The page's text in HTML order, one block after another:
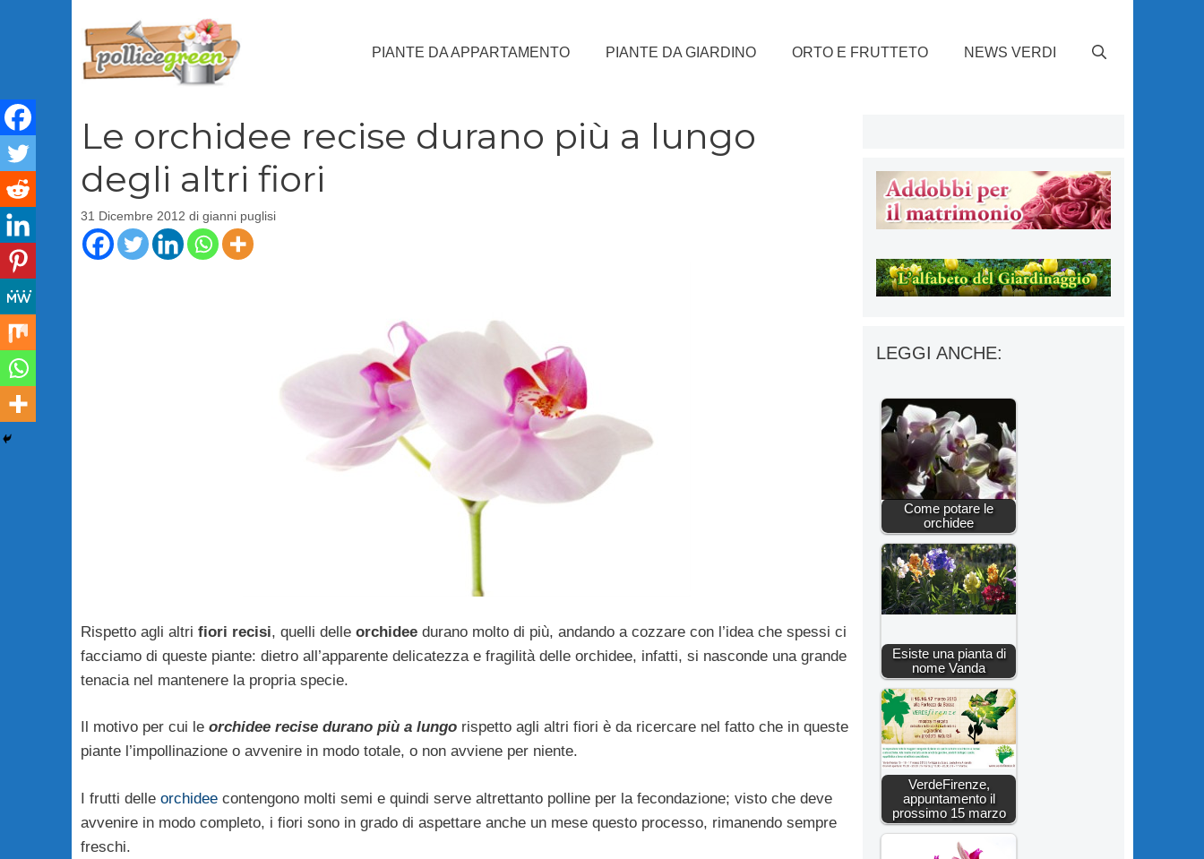
PIANTE DA APPARTAMENTO PIANTE DA GIARDINO ORTO E FRUTTETO NEWS VERDI
Le orchidee recise durano più a lungo
degli altri fiori
31 Dicembre 2012 di gianni puglisi
Rispetto agli altri fiori recisi, quelli delle orchideedurano molto di più, andando a cozzare con l’idea che spessi ci
facciamo di queste piante: dietro all’apparente delicatezza e fragilità delle orchidee, infatti, si nasconde una grande
tenacia nel mantenere la propria specie.
Il motivo per cui le orchidee recise durano più a lungorispetto agli altri fiori è da ricercare nel fatto che in queste
piante l’impollinazione o avvenire in modo totale, o non avviene per niente.
I frutti delle orchideecontengono molti semi e quindi serve altrettanto polline per la fecondazione; visto che deve
avvenire in modo completo, i fiori sono in grado di aspettare anche un mese questo processo, rimanendo sempre
freschi.
LEGGI ANCHE:
Come potare le
orchidee
Esiste una pianta di
nome Vanda
VerdeFirenze,
appuntamento il
prossimo 15 marzo